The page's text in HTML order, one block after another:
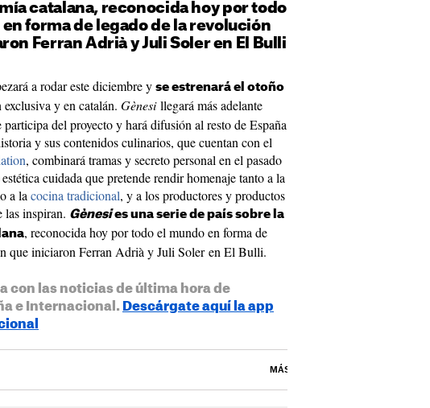
catalana, reconocida hoy por todo
forma de legado de la revolución
Ferran Adrià y Juli Soler en El Bulli
a rodar este diciembre y se estrenará el otoño
exclusiva y en catalán. Gènesillegará más adelante
del proyecto y hará difusión al resto de España
y sus contenidos culinarios, que cuentan con el
, combinará tramas y secreto personal en el pasado
cuidada que pretende rendir homenaje tanto a la
a la cocina tradicional, y a los productores y productos
las inspiran. Gènesies una serie de país sobre la
, reconocida hoy por todo el mundo en forma de
que iniciaron Ferran Adrià y Juli Soler en El Bulli.
con las noticias de última hora de
e Internacional. Descárgate aquí la app
MÁS